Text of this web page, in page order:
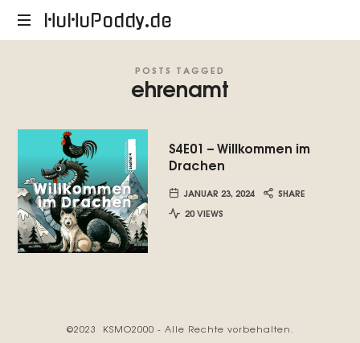
HuHuPoddy.de
HuHuPoddy.de
POSTS TAGGED
ehrenamt
S4E01 – Willkommen im
Drachen
JANUAR 23, 2024
SHARE
20 VIEWS
©2023 KSMO2000 - Alle Rechte vorbehalten.